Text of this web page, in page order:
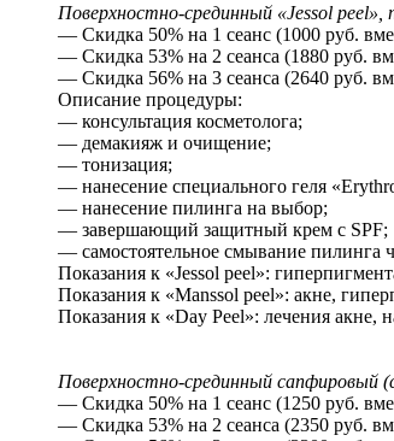
Поверхностно-срединный «Jessol
— Скидка 50% на 1 сеанс (1000 руб.
— Скидка 53% на 2 сеанса (1880 руб.
— Скидка 56% на 3 сеанса (2640 руб.
Описание процедуры:
— консультация косметолога;
— демакияж и очищение;
— тонизация;
— нанесение специального геля
— нанесение пилинга на выбор;
— завершающий защитный крем с SPF;
— самостоятельное смывание пилинга
Показания к «Jessol peel»:
Показания к «Manssol peel»: акне,
Показания к «Day Peel»: лечения акне,
Поверхностно-срединный сапфировый
— Скидка 50% на 1 сеанс (1250 руб.
— Скидка 53% на 2 сеанса (2350 руб.